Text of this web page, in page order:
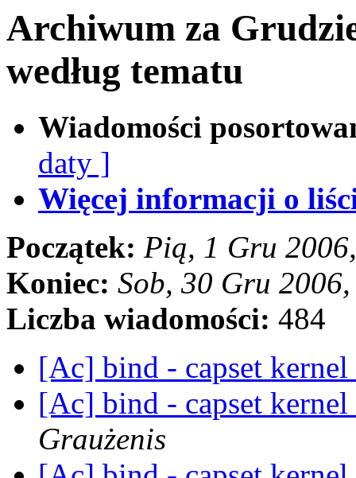
Archiwum za
według tematu
Wiadomości
daty ]
Więcej informacji o
Początek: Pią, 1 Gru
Koniec: Sob, 30 Gru
Liczba wiadomości: 484
[Ac] bind - capset
[Ac] bind - capset
Graużenis